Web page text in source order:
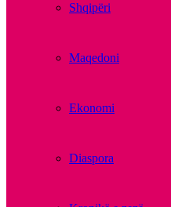
Shqipëri
Maqedoni
Ekonomi
Diaspora